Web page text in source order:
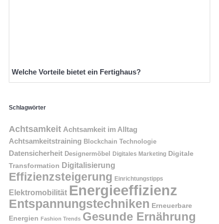
Welche Vorteile bietet ein Fertighaus?
Schlagwörter
Achtsamkeit Achtsamkeit im Alltag
Achtsamkeitstraining Blockchain Technologie
Datensicherheit Designermöbel Digitales Marketing Digitale
Transformation Digitalisierung
Effizienzsteigerung Einrichtungstipps
Elektromobilität Energieeffizienz
Entspannungstechniken Erneuerbare
Energien Fashion Trends Gesunde Ernährung